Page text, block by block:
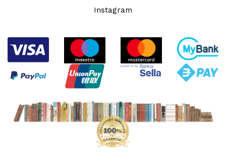
Instagram